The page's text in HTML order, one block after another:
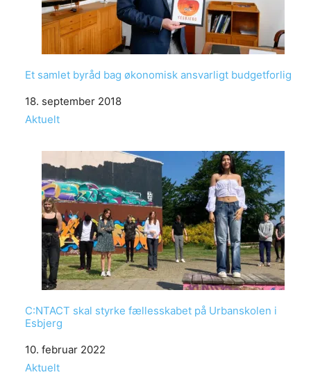
Et samlet byråd bag økonomisk ansvarligt budgetforlig
Date
18. september 2018
In relation to
Aktuelt
C:NTACT skal styrke fællesskabet på Urbanskolen i
Esbjerg
Date
10. februar 2022
In relation to
Aktuelt